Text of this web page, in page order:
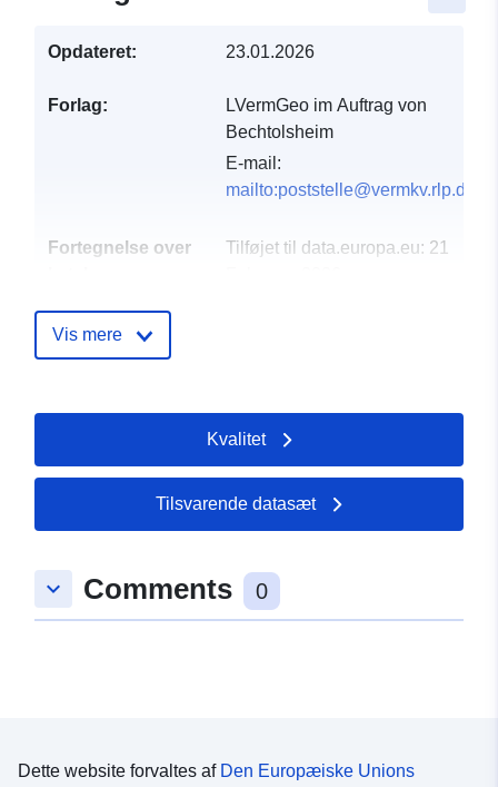
Opdateret: 23.01.2026
Forlag:
LVermGeo im Auftrag von
Bechtolsheim
E-mail:
mailto:poststelle@vermkv.rlp.de
Fortegnelse over
Tilføjet til data.europa.eu: 21
49.8019 ], [ 8.20716,
49.8019 ], [ 8.20716,
49.7982 ], [ 8.19098,
49.7982 ], [ 8.19098,
uriRef:
http://data.europa.eu/88u/dataset/
Vis mere
Kvalitet
Tilsvarende datasæt
keyboard_arrow_down Comments 0
Dette website forvaltes af Den Europæiske Unions